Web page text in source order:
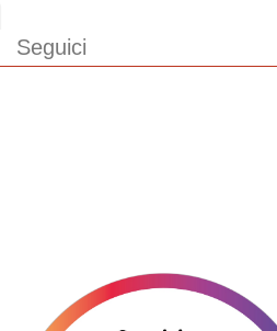
Seguici